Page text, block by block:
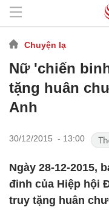
Chuyện lạ
Nữ 'chiến
tặng huân
Anh
30/12/2015 - 13:00
Ngày 28-12-2015,
đinh của Hiệp hội
truy tặng huân